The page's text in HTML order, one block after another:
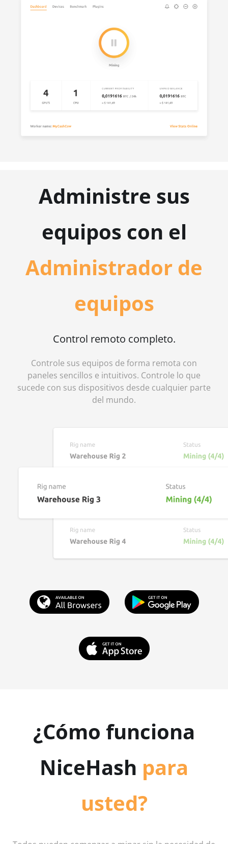
Administre sus
equipos con el
Administrador de
equipos
Control remoto completo.
Controle sus equipos de forma remota con
paneles sencillos e intuitivos. Controle lo que
sucede con sus dispositivos desde cualquier parte
del mundo.
¿Cómo funciona
NiceHash para
usted?